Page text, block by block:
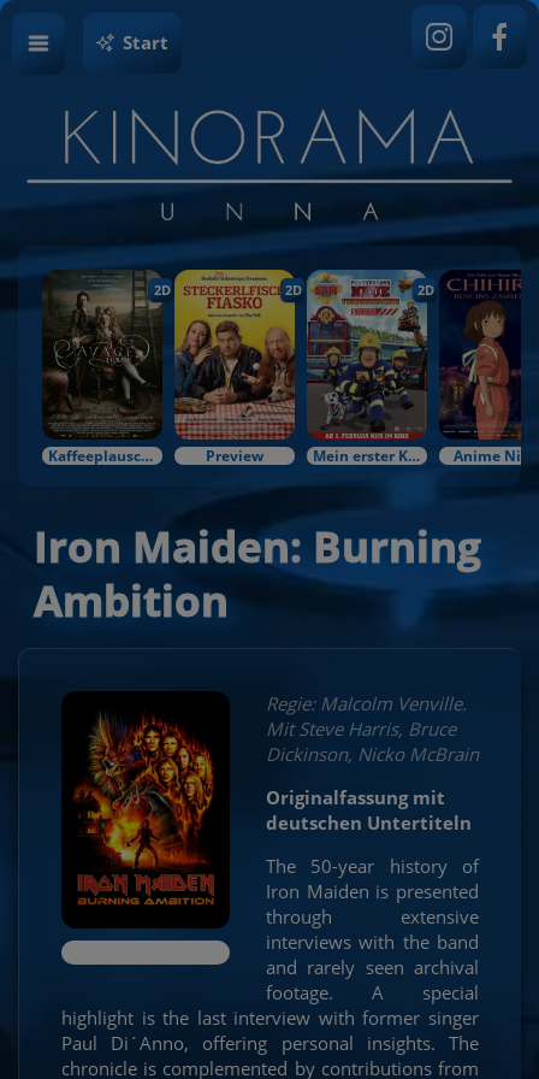
Start
2D
Kaffeeplausch & Kinozauber
2D
Preview
2D
Mein erster Kinobesuch Anime
Iron Maiden: Burning
Ambition
Regie: Malcolm Venville.
Mit Steve Harris, Bruce
Dickinson, Nicko McBrain
Originalfassung mit
deutschen Untertiteln
The 50-year history of
Iron Maiden is presented
through extensive
interviews with the band
and rarely seen archival
footage. A special
highlight is the last interview with former singer
Paul Di´Anno, offering personal insights. The
chronicle is complemented by contributions from